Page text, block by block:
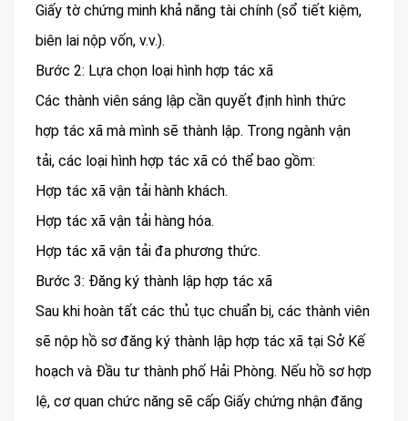
Giấy tờ chứng minh khả năng tài chính (sổ tiết kiệm,
biên lai nộp vốn, v.v.).
Bước 2: Lựa chọn loại hình hợp tác xã
Các thành viên sáng lập cần quyết định hình thức
hợp tác xã mà mình sẽ thành lập. Trong ngành vận
tải, các loại hình hợp tác xã có thể bao gồm:
Hợp tác xã vận tải hành khách.
Hợp tác xã vận tải hàng hóa.
Hợp tác xã vận tải đa phương thức.
Bước 3: Đăng ký thành lập hợp tác xã
Sau khi hoàn tất các thủ tục chuẩn bị, các thành viên
sẽ nộp hồ sơ đăng ký thành lập hợp tác xã tại Sở Kế
hoạch và Đầu tư thành phố Hải Phòng. Nếu hồ sơ hợp
lệ, cơ quan chức năng sẽ cấp Giấy chứng nhận đăng